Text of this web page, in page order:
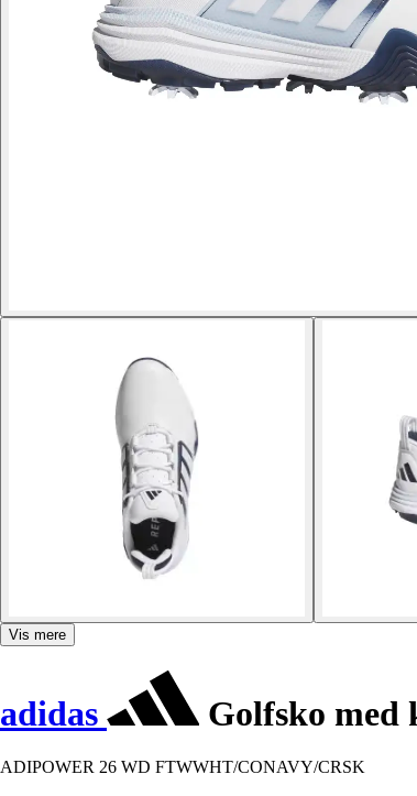
Vis mere
adidas Golfsko med
ADIPOWER 26 WD FTWWHT/CONAVY/CRSK